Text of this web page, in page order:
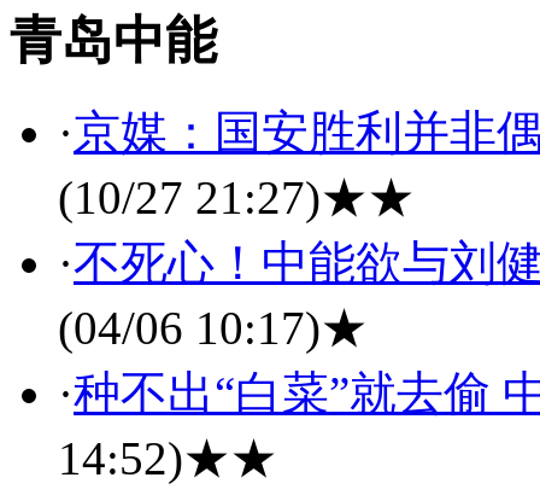
青岛中能
·京媒：国安胜利并非
(10/27 21:27)★★
·不死心！中能欲与刘
(04/06 10:17)★
·种不出“白菜”就去偷
14:52)★★